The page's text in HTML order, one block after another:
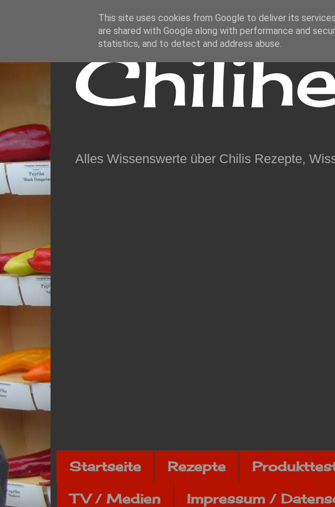
Alles Wissenswerte über Chilis Rezepte,
Startseite Rezepte
TV / Medien Impressum /
This site uses cookies from Google to deliver its
are shared with Google along with performance and
statistics, and to detect and address abuse.